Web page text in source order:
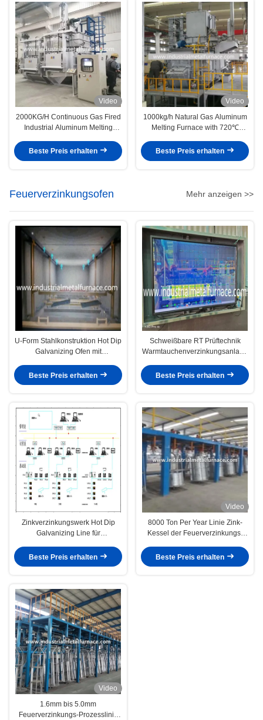
Video
2000KG/H Continuous Gas Fired
Industrial Aluminum Melting
Beste Preis erhalten
Video
1000kg/h Natural Gas Aluminum
Melting Furnace with 720℃
Beste Preis erhalten
Feuerverzinkungsofen Mehr anzeigen >>
U-Form Stahlkonstruktion Hot Dip
Galvanizing Ofen mit
Kesseldesign und 50mm/60mm
Zink Kessel Dicke
Beste Preis erhalten
Schweißbare RT Prüftechnik
Warmtauchenverzinkungsanlage
Beste Preis erhalten
Zinkverzinkungswerk Hot Dip
Galvanizing Line für
Zuverlässigkeit
Beste Preis erhalten
Video
8000 Ton Per Year Linie Zink-
Kessel der Feuerverzinkungs-
kohlenstoffarmen Draht
Beste Preis erhalten
Video
1.6mm bis 5.0mm
Feuerverzinkungs-Prozesslinie